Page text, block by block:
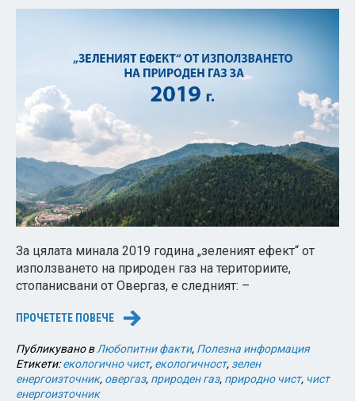
За цялата минала 2019 година „зеленият ефект“ от
използването на природен газ на териториите,
стопанисвани от Овергаз, е следният: –
ПРОЧЕТЕТЕ ПОВЕЧЕ →
Публикувано вЛюбопитни факти, Полезна информация
Етикети:екологично чист, екологичност, зелен
енергоизточник, овергаз, природен газ, природно чист, чист
енергоизточник